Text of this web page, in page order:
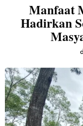
Manfaat
Hadirkan